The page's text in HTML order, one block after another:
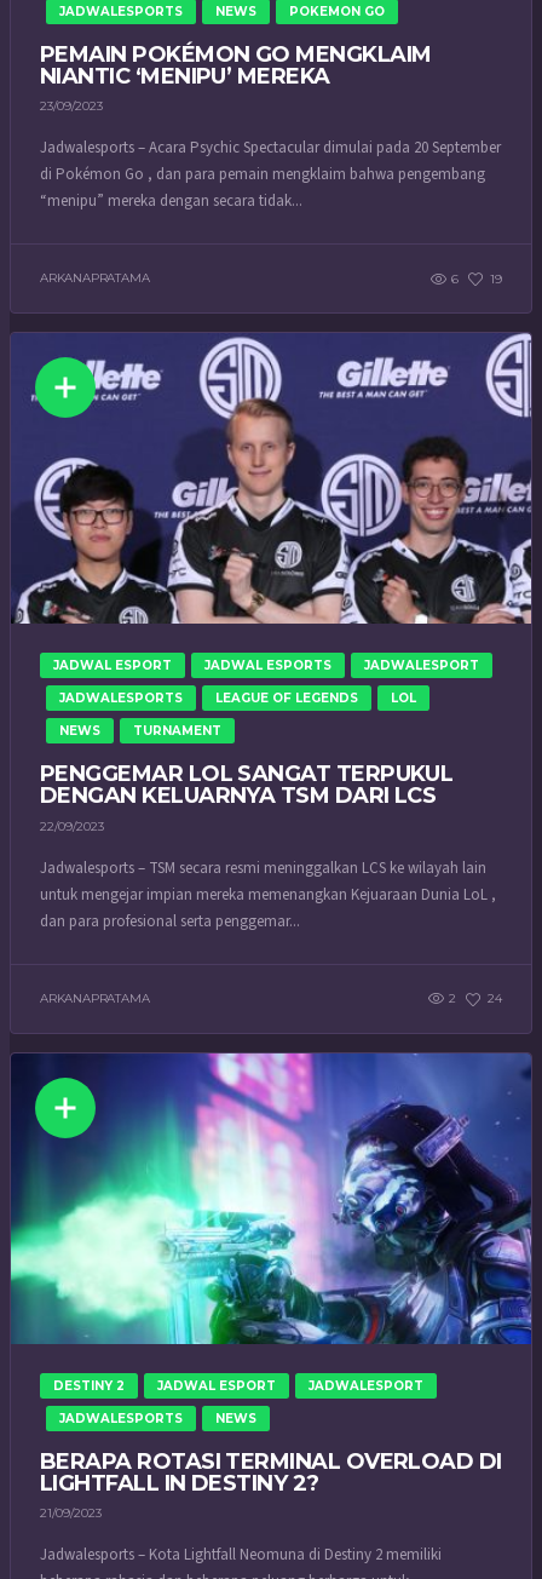
JADWALESPORTS NEWS POKEMON GO
PEMAIN POKÉMON GO MENGKLAIM
NIANTIC ‘MENIPU’ MEREKA
23/09/2023
Jadwalesports – Acara Psychic Spectacular dimulai pada 20 September
di Pokémon Go , dan para pemain mengklaim bahwa pengembang
“menipu” mereka dengan secara tidak...
ARKANAPRATAMA 6 19
JADWAL ESPORT JADWAL ESPORTS JADWALESPORT
JADWALESPORTS LEAGUE OF LEGENDS LOL
NEWS TURNAMENT
PENGGEMAR LOL SANGAT TERPUKUL
DENGAN KELUARNYA TSM DARI LCS
22/09/2023
Jadwalesports – TSM secara resmi meninggalkan LCS ke wilayah lain
untuk mengejar impian mereka memenangkan Kejuaraan Dunia LoL ,
dan para profesional serta penggemar...
ARKANAPRATAMA 2 24
DESTINY 2 JADWAL ESPORT JADWALESPORT
JADWALESPORTS NEWS
BERAPA ROTASI TERMINAL OVERLOAD DI
LIGHTFALL IN DESTINY 2?
21/09/2023
Jadwalesports – Kota Lightfall Neomuna di Destiny 2 memiliki